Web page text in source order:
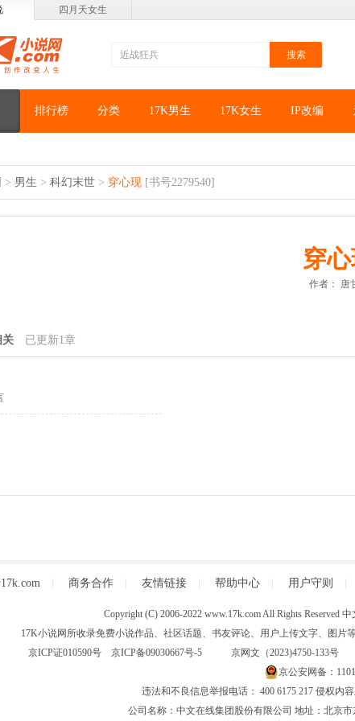
四月天女生
排行榜 分类 17K男生 17K女生 IP改编
> 男生 > 科幻末世 > 穿心现 [书号2279540]
穿
作者： 唐
关 已更新1章
商务合作 友情链接 帮助中心 用户守则
Copyright (C) 2006-2022 www.17k.com All Rights Reserved
17K小说网所收录免费小说作品、社区话题、书友评论、用户上传文字、图片
京ICP证010590号 京ICP备09030667号-5京网文（2023)4750-133号
京公安网备：
违法和不良信息举报电话： 400 6175 217 侵权内
公司名称：中文在线集团股份有限公司 地址：北京